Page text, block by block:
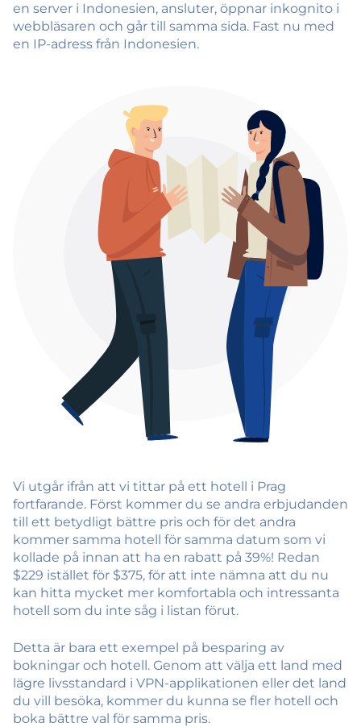
en server i Indonesien, ansluter, öppnar inkognito i
webbläsaren och går till samma sida. Fast nu med
en IP-adress från Indonesien.
Vi utgår ifrån att vi tittar på ett hotell i Prag
fortfarande. Först kommer du se andra erbjudanden
till ett betydligt bättre pris och för det andra
kommer samma hotell för samma datum som vi
kollade på innan att ha en rabatt på 39%! Redan
$229 istället för $375, för att inte nämna att du nu
kan hitta mycket mer komfortabla och intressanta
hotell som du inte såg i listan förut.
Detta är bara ett exempel på besparing av
bokningar och hotell. Genom att välja ett land med
lägre livsstandard i VPN-applikationen eller det land
du vill besöka, kommer du kunna se fler hotell och
boka bättre val för samma pris.